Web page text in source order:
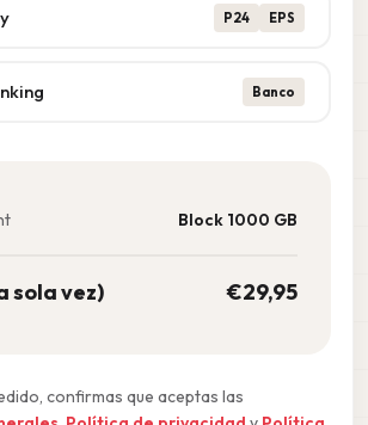
P24 EPS
Banco
Block 1000 GB
sola vez) €29,95
confirmas que aceptas las